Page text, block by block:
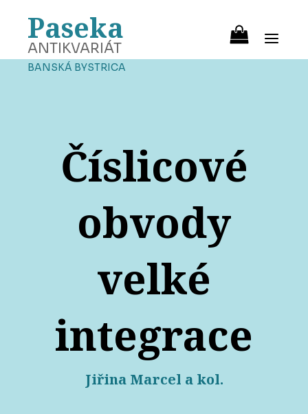
Paseka
ANTIKVARIÁT
BANSKÁ BYSTRICA
Číslicové
obvody
velké
integrace
Jiřina Marcel a kol.